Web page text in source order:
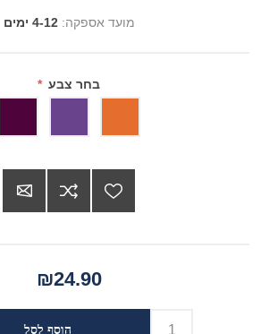
מועד אספקה: 4-12 ימים
בחר צבע *
₪24.90